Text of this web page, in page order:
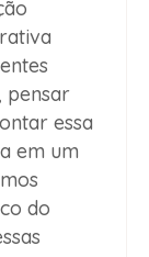
pensar
essa
em um
do